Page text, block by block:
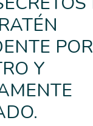
POR
Y